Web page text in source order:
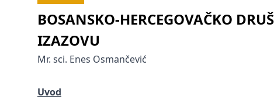
BOSANSKO-HERCEGOVAČKO
IZAZOVU
Mr. sci. Enes Osmančević
Uvod